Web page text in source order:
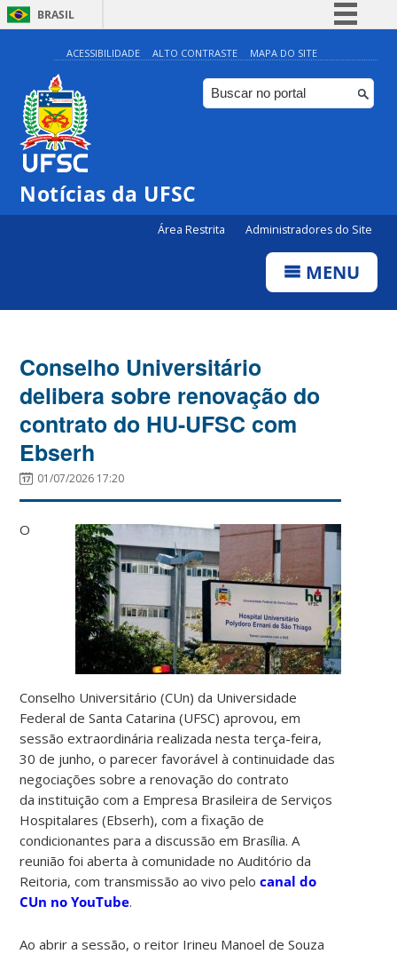
BRASIL
Simplifique!
Comunica BR
Participe
ACESSIBILIDADE ALTO CONTRASTE MAPA DO SITE
Notícias da UFSC
Área Restrita Administradores do Site
MENU
Conselho Universitário
delibera sobre renovação do
contrato do HU-UFSC com
Ebserh
01/07/2026 17:20
O
Conselho Universitário (CUn) da Universidade
Federal de Santa Catarina (UFSC) aprovou, em
sessão extraordinária realizada nesta terça-feira,
30 de junho, o parecer favorável à continuidade das
negociações sobre a renovação do contrato
da instituição com a Empresa Brasileira de Serviços
Hospitalares (Ebserh), com a fixação de
condicionantes para a discussão em Brasília. A
reunião foi aberta à comunidade no Auditório da
Reitoria, com transmissão ao vivo pelocanal do
CUn no YouTube.
Ao abrir a sessão, o reitor Irineu Manoel de Souza